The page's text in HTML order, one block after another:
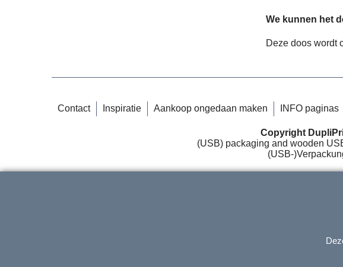
We kunnen het
Deze doos wordt
Contact Inspiratie Aankoop ongedaan maken INFO paginas
Copyright
(USB) packaging and wooden
(USB-